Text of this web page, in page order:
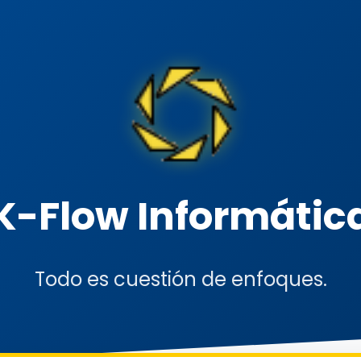
Flow
Todo es cuestión de enfoques.